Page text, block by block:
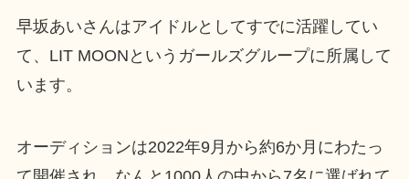
早坂あいさんはアイドルとしてすでに活躍してい
て、LIT MOONというガールズグループに所属して
います。
オーディションは2022年9月から約6か月にわたっ